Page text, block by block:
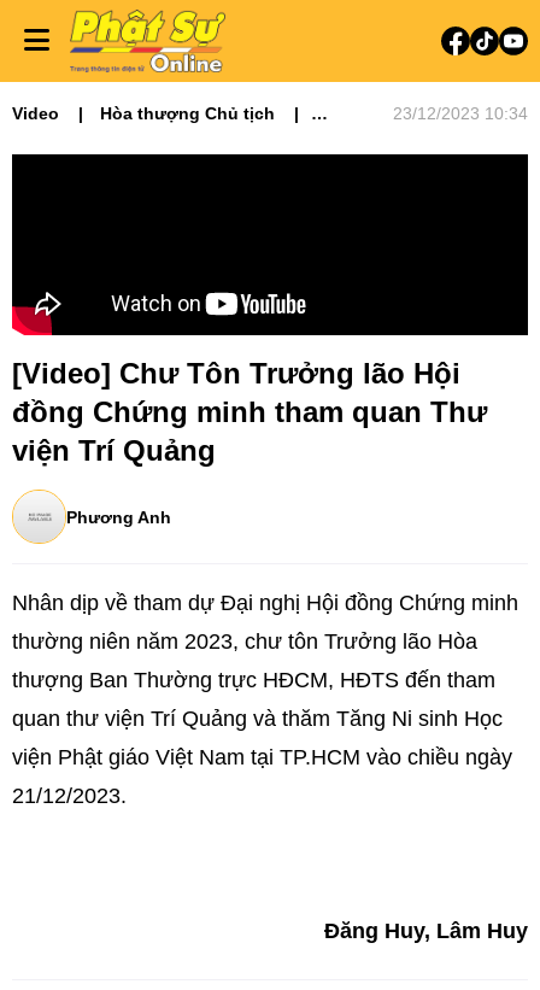
Video
Hòa thượng Chủ tịch
23/12/2023 10:34
[Video] Chư Tôn Trưởng lão Hội
đồng Chứng minh tham quan Thư
viện Trí Quảng
Phương Anh
Nhân dịp về tham dự Đại nghị Hội đồng Chứng minh
thường niên năm 2023, chư tôn Trưởng lão Hòa
thượng Ban Thường trực HĐCM, HĐTS đến tham
quan thư viện Trí Quảng và thăm Tăng Ni sinh Học
viện Phật giáo Việt Nam tại TP.HCM vào chiều ngày
21/12/2023.
Đăng Huy, Lâm Huy